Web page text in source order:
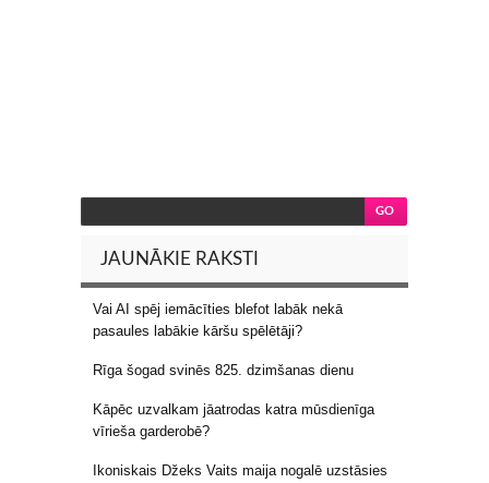
JAUNĀKIE RAKSTI
Vai AI spēj iemācīties blefot labāk nekā
pasaules labākie kāršu spēlētāji?
Rīga šogad svinēs 825. dzimšanas dienu
Kāpēc uzvalkam jāatrodas katra mūsdienīga
vīrieša garderobē?
Ikoniskais Džeks Vaits maija nogalē uzstāsies